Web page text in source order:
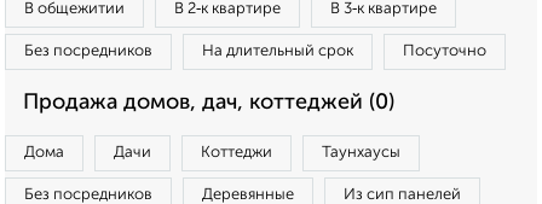
В общежитии В 2‑к квартире В 3‑к квартире
Без посредников На длительный срок Посуточно
Продажа домов, дач, коттеджей (0)
Дома Дачи Коттеджи Таунхаусы
Без посредников Деревянные Из сип панелей